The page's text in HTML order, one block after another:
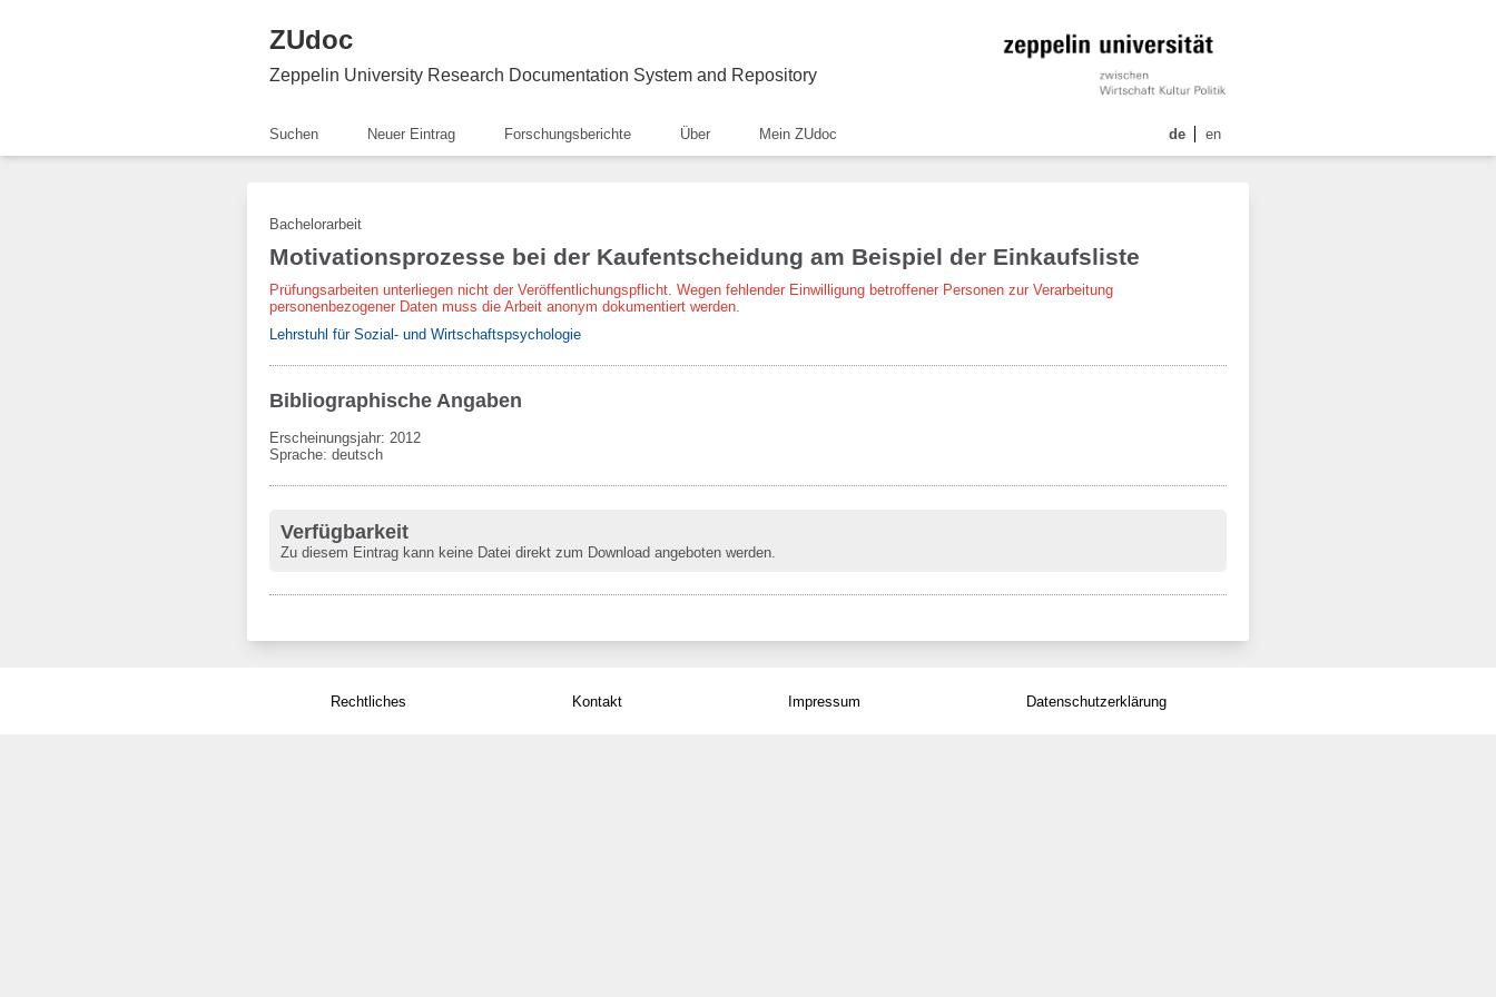
ZUdoc
Zeppelin University Research Documentation System and Repository
Suchen Neuer Eintrag Forschungsberichte Über Mein ZUdoc de en
Bachelorarbeit
Motivationsprozesse bei der Kaufentscheidung am Beispiel der Einkaufsliste
Prüfungsarbeiten unterliegen nicht der Veröffentlichungspflicht. Wegen fehlender Einwilligung betroffener Personen zur Verarbeitung
personenbezogener Daten muss die Arbeit anonym dokumentiert werden.
Lehrstuhl für Sozial- und Wirtschaftspsychologie
Bibliographische Angaben
Erscheinungsjahr: 2012
Sprache: deutsch
Verfügbarkeit
Zu diesem Eintrag kann keine Datei direkt zum Download angeboten werden.
Rechtliches Kontakt Impressum Datenschutzerklärung